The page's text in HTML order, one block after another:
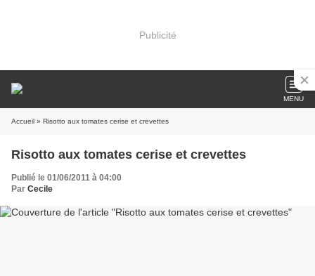
Publicité
MENU
Accueil » Risotto aux tomates cerise et crevettes
Risotto aux tomates cerise et crevettes
Publié le 01/06/2011 à 04:00
Par Cecile